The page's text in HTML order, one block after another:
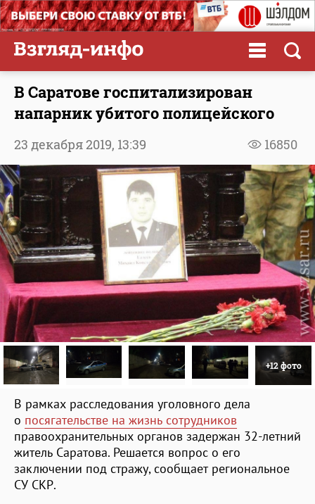
В Саратове госпитализирован
напарник убитого полицейского
16850
23 декабря 2019, 13:39
+12 фото
В рамках расследования уголовного дела
о посягательстве на жизнь сотрудников
правоохранительных органов задержан 32-летний
житель Саратова. Решается вопрос о его
заключении под стражу, сообщает региональное
СУ СКР.